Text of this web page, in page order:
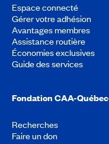
Espace connecté
Gérer votre adhésion
Avantages membres
Assistance routière
Économies exclusives
Guide des services
Fondation CAA-Québec
Recherches
Faire un don